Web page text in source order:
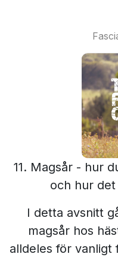
11. Magsår - hur
och hur
I detta avsnitt
magsår hos
alldeles för vanligt